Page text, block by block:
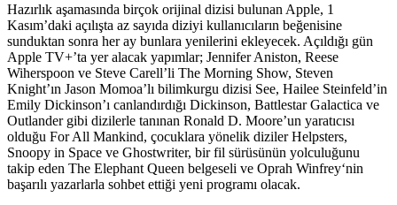
Hazırlık aşamasında birçok orijinal dizisi bulunan Apple, 1
Kasım’daki açılışta az sayıda diziyi kullanıcıların beğenisine
sunduktan sonra her ay bunlara yenilerini ekleyecek. Açıldığı gün
Apple TV+’ta yer alacak yapımlar; Jennifer Aniston, Reese
Wiherspoon ve Steve Carell’li The Morning Show, Steven
Knight’ın Jason Momoa’lı bilimkurgu dizisi See, Hailee Steinfeld’in
Emily Dickinson’ı canlandırdığı Dickinson, Battlestar Galactica ve
Outlander gibi dizilerle tanınan Ronald D. Moore’un yaratıcısı
olduğu For All Mankind, çocuklara yönelik diziler Helpsters,
Snoopy in Space ve Ghostwriter, bir fil sürüsünün yolculuğunu
takip eden The Elephant Queen belgeseli ve Oprah Winfrey‘nin
başarılı yazarlarla sohbet ettiği yeni programı olacak.